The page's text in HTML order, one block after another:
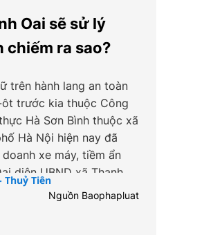
Oai sẽ sử lý
chiếm ra sao?
trên hành lang an toàn
trước kia thuộc Công
Hà Sơn Bình thuộc xã
Hà Nội hiện nay đã
xe máy, tiềm ẩn
diện UBND xã Thanh
lý theo đúng quy định của
Thuỷ Tiên
Nguồn Baophapluat